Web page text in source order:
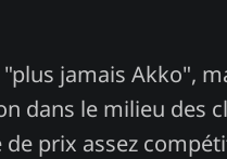
jamais Akko",
dans le milieu des
prix assez